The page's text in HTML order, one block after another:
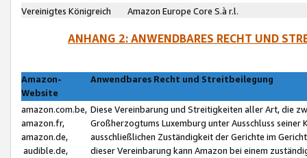
Vereinigtes Königreich
Amazon Europe Core S.à r.l.
ANHANG 2: ANWENDBARES RECHT UND
Amazon-
Website
Anwendbares Recht und Streitbeilegung
amazon.com.be,
amazon.fr,
amazon.de,
audible.de,
Diese Vereinbarung und Streitigkeiten aller Art, die
Großherzogtums Luxemburg unter Ausschluss
ausschließlichen Zuständigkeit der Gerichte im
dieser Vereinbarung kann Amazon bei einem